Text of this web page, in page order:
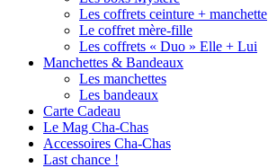
Les coffrets ceinture + manchette
Le coffret mère-fille
Les coffrets « Duo » Elle + Lui
Manchettes & Bandeaux
Les manchettes
Les bandeaux
Carte Cadeau
Le Mag Cha-Chas
Accessoires Cha-Chas
Last chance !